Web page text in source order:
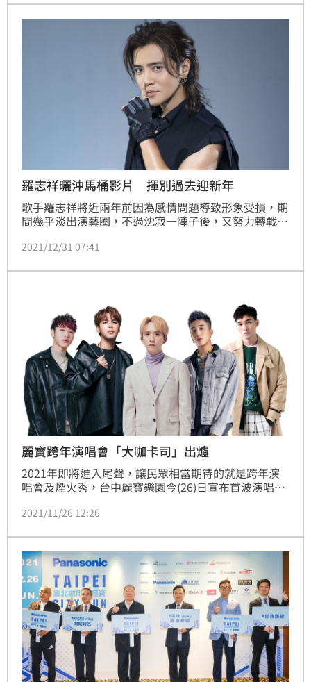
台隔離3+4天，意外讓他在台知名度瞬間暴漲。
羅志祥曬沖馬桶影片 揮別過去迎新年
歌手羅志祥將近兩年前因為感情問題導致形象受損，期
間幾乎淡出演藝圈，不過沈寂一陣子後，又努力轉戰網
蓮太平洋觀光節」，最後壓軸上台開唱，對此羅志祥則
2021/12/31 07:41
麗寶跨年演唱會「大咖卡司」出爐
2021年即將進入尾聲，讓民眾相當期待的就是跨年演
唱會及煙火秀，台中麗寶樂園今(26)日宣布首波演唱會
晉、賴晏駒、婁峻碩陪粉絲倒數迎新年，當然還有不可
璨煙火秀」！(記者劉沛妘)
2021/11/26 12:26